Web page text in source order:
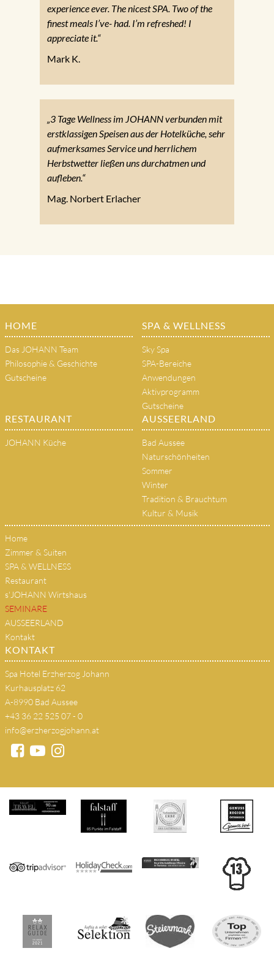
experience ever. The nicest SPA. Two of the
finest meals I’ve- had. I’m refreshed! I
appreciate it.“
Mark K.
„3 Tage Wellness im JOHANN verbunden mit
erstklassigen Speisen aus der Hotelküche, sehr
aufmerksames Service und herrlichem
Herbstwetter ließen uns durchatmen und
aufleben.“
Mag. Norbert Erlacher
HOME
Das JOHANN Team
Philosophie & Geschichte
Gutscheine
SPA & WELLNESS
Sky Spa
SPA-Bereiche
Anwendungen
Aktivprogramm
Gutscheine
RESTAURANT
JOHANN Küche
AUSSEERLAND
Bad Aussee
Naturschönheiten
Sommer
Winter
Tradition & Brauchtum
Kultur & Musik
Home
Zimmer & Suiten
SPA & WELLNESS
Restaurant
s'JOHANN Wirtshaus
SEMINARE
AUSSEERLAND
Kontakt
KONTAKT
Spa Hotel Erzherzog Johann
Kurhausplatz 62
A-8990 Bad Aussee
+43 36 22 525 07 - 0
info@erzherzogjohann.at